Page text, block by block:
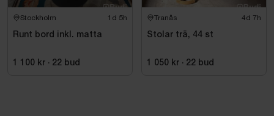
Stockholm 1d 5h
Runt bord inkl. matta
1 100 kr · 22 bud
Tranås 4d 7h
Stolar trä, 44 st
1 050 kr · 22 bud